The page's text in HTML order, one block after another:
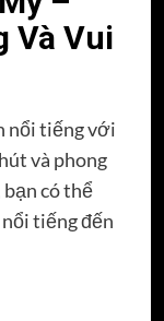
Và Vui
nổi tiếng với
và phong
bạn có thể
tiếng đến